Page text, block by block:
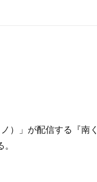
）」が配信する『南